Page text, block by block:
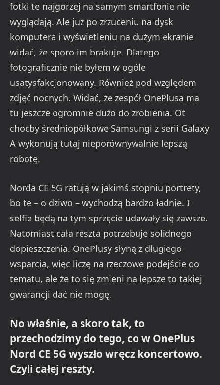
fotki te najgorzej na samym smartfonie nie
wyglądają. Ale już po zrzuceniu na dysk
komputera i wyświetleniu na dużym ekranie
widać, że sporo im brakuje. Dlatego
fotograficznie nie byłem w ogóle
usatysfakcjonowany. Również pod względem
zdjęć nocnych. Widać, że zespół OnePlusa ma
tu jeszcze ogromnie dużo do zrobienia. Ot
choćby średniopółkowe Samsungi z serii Galaxy
A wykonują tutaj nieporównywalnie lepszą
robotę.
Norda CE 5G ratują w jakimś stopniu portrety,
bo te – o dziwo – wychodzą bardzo ładnie. I
selfie będą na tym sprzęcie udawały się zawsze.
Natomiast cała reszta potrzebuje solidnego
dopieszczenia. OnePlusy słyną z długiego
wsparcia, więc liczę na rzeczowe podejście do
tematu, ale że to się zmieni na lepsze to takiej
gwarancji dać nie mogę.
No właśnie, a skoro tak, to
przechodzimy do tego, co w OnePlus
Nord CE 5G wyszło wręcz koncertowo.
Czyli całej reszty.